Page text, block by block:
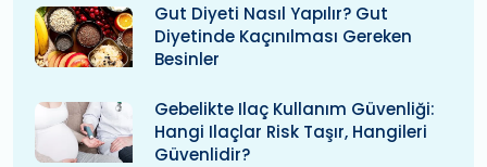
Gut Diyeti Nasıl Yapılır? Gut
Diyetinde Kaçınılması Gereken
Besinler
Gebelikte Ilaç Kullanım Güvenliği:
Hangi Ilaçlar Risk Taşır, Hangileri
Güvenlidir?